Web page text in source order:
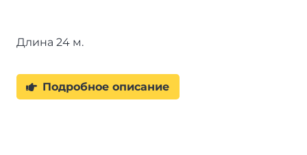
Длина 24 м.
Подробное описание